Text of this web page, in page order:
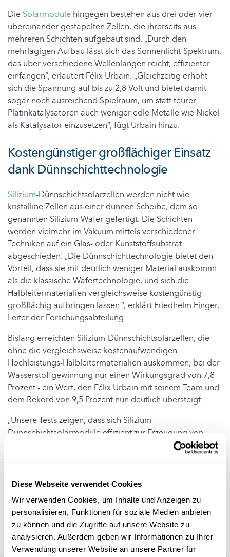
Diese Webseite verwendet Cookies
Wir verwenden Cookies, um Inhalte und Anzeigen zu
personalisieren, Funktionen für soziale Medien anbieten
zu können und die Zugriffe auf unsere Website zu
analysieren. Außerdem geben wir Informationen zu Ihrer
Verwendung unserer Website an unsere Partner für
Die Solarmodule hingegen bestehen aus drei oder vier
übereinander gestapelten Zellen, die ihrerseits aus
mehreren Schichten aufgebaut sind. „Durch den
mehrlagigen Aufbau lässt sich das Sonnenlicht-Spektrum,
das über verschiedene Wellenlängen reicht, effizienter
einfangen“, erläutert Félix Urbain. „Gleichzeitig erhöht
sich die Spannung auf bis zu 2,8 Volt und bietet damit
sogar noch ausreichend Spielraum, um statt teurer
Platinkatalysatoren auch weniger edle Metalle wie Nickel
als Katalysator einzusetzen“, fügt Urbain hinzu.
Kostengünstiger großflächiger Einsatz
dank Dünnschichttechnologie
Silizium-Dünnschichtsolarzellen werden nicht wie
kristalline Zellen aus einer dünnen Scheibe, dem so
genannten Silizium-Wafer gefertigt. Die Schichten
werden vielmehr im Vakuum mittels verschiedener
Techniken auf ein Glas- oder Kunststoffsubstrat
abgeschieden. „Die Dünnschichttechnologie bietet den
Vorteil, dass sie mit deutlich weniger Material auskommt
als die klassische Wafertechnologie, und sich die
Halbleitermaterialien vergleichsweise kostengünstig
großflächig aufbringen lassen.“, erklärt Friedhelm Finger,
Leiter der Forschungsabteilung.
Bislang erreichten Silizium-Dünnschichtsolarzellen, die
ohne die vergleichsweise kostenaufwendigen
Hochleistungs-Halbleitermaterialien auskommen, bei der
Wasserstoffgewinnung nur einen Wirkungsgrad von 7,8
Prozent - ein Wert, den Félix Urbain mit seinem Team und
dem Rekord von 9,5 Prozent nun deutlich übersteigt.
„Unsere Tests zeigen, dass sich Silizium-
Dünnschichtsolarmodule effizient zur Erzeugung von
Wasserstoff einsetzen lassen“, sagt Uwe Rau, Leiter des
IEK-5, der eine weitere Erhöhung des Wirkungsgrads auf
sei nun die Skalierung der Solarzellen auf größere
Flächen.
Autor: Forschungszentrum Jülich
Foto: Forschungszentrum Jülich